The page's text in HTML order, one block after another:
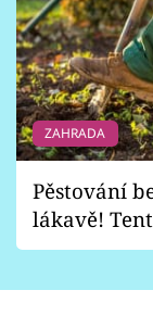
ZAHRADA
Pěstování
lákavě!
vhodný jen